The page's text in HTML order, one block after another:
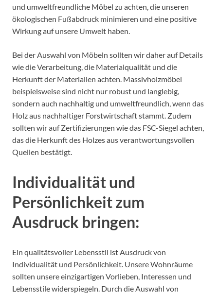
und umweltfreundliche Möbel zu achten, die unseren
ökologischen Fußabdruck minimieren und eine positive
Wirkung auf unsere Umwelt haben.
Bei der Auswahl von Möbeln sollten wir daher auf Details
wie die Verarbeitung, die Materialqualität und die
Herkunft der Materialien achten. Massivholzmöbel
beispielsweise sind nicht nur robust und langlebig,
sondern auch nachhaltig und umweltfreundlich, wenn das
Holz aus nachhaltiger Forstwirtschaft stammt. Zudem
sollten wir auf Zertifizierungen wie das FSC-Siegel achten,
das die Herkunft des Holzes aus verantwortungsvollen
Quellen bestätigt.
Individualität und
Persönlichkeit zum
Ausdruck bringen:
Ein qualitätsvoller Lebensstil ist Ausdruck von
Individualität und Persönlichkeit. Unsere Wohnräume
sollten unsere einzigartigen Vorlieben, Interessen und
Lebensstile widerspiegeln. Durch die Auswahl von